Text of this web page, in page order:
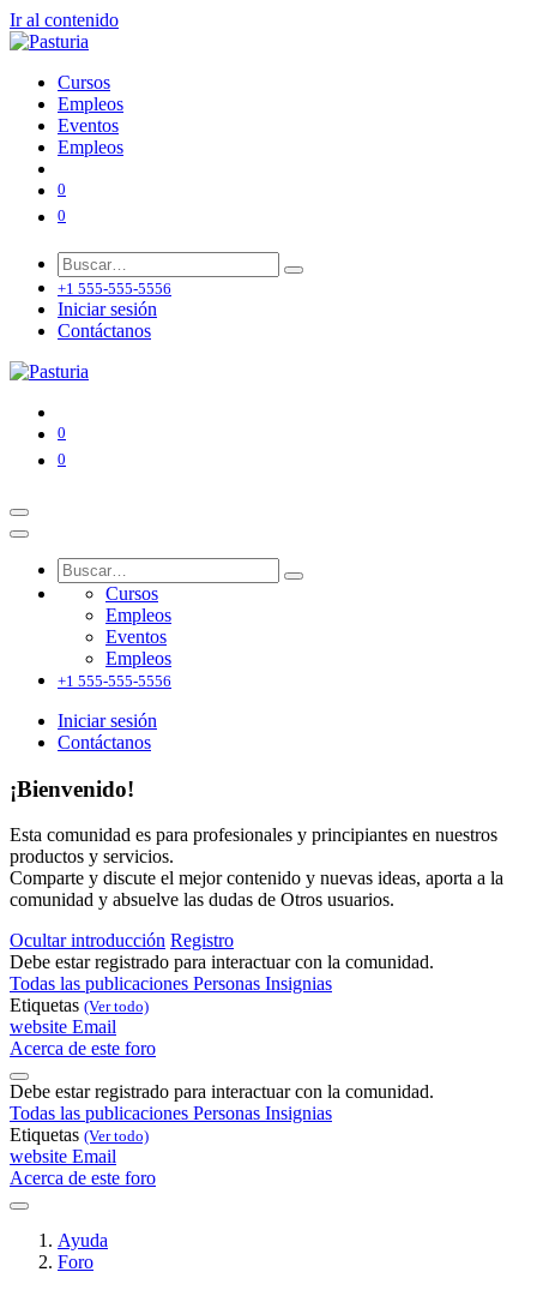
Ir al contenido
Cursos
Empleos
Eventos
Empleos
0
0
+1 555-555-5556
Iniciar sesión
Contáctanos
0
0
Cursos
Empleos
Eventos
Empleos
+1 555-555-5556
Iniciar sesión
Contáctanos
¡Bienvenido!
Esta comunidad es para profesionales y principiantes en nuestros
productos y servicios.
Comparte y discute el mejor contenido y nuevas ideas, aporta a la
comunidad y absuelve las dudas de Otros usuarios.
Ocultar introducción Registro
Debe estar registrado para interactuar con la comunidad.
Todas las publicaciones Personas Insignias
Etiquetas (Ver todo)
website Email
Acerca de este foro
Debe estar registrado para interactuar con la comunidad.
Todas las publicaciones Personas Insignias
Etiquetas (Ver todo)
website Email
Acerca de este foro
Ayuda
Foro